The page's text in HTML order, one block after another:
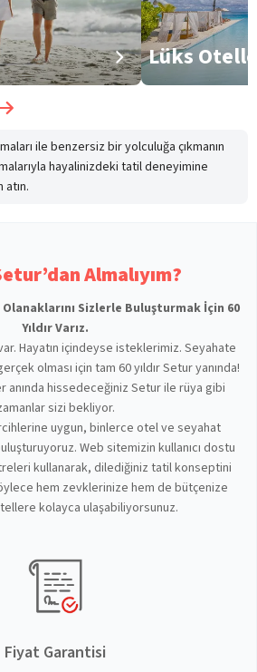
Lüks
ile benzersiz bir yolculuğa çıkmanın
hayalinizdeki tatil deneyimine
atın.
Almalıyım?
Sizlerle Buluşturmak İçin 60
Yıldır Varız.
Hayatın içindeyse isteklerimiz. Seyahate
olması için tam 60 yıldır Setur yanında!
anında hissedeceğiniz Setur ile rüya gibi
sizi bekliyor.
uygun, binlerce otel ve seyahat
Web sitemizin kullanıcı dostu
kullanarak, dilediğiniz tatil konseptini
hem zevklerinize hem de bütçenize
kolayca ulaşabiliyorsunuz.
Fiyat Garantisi